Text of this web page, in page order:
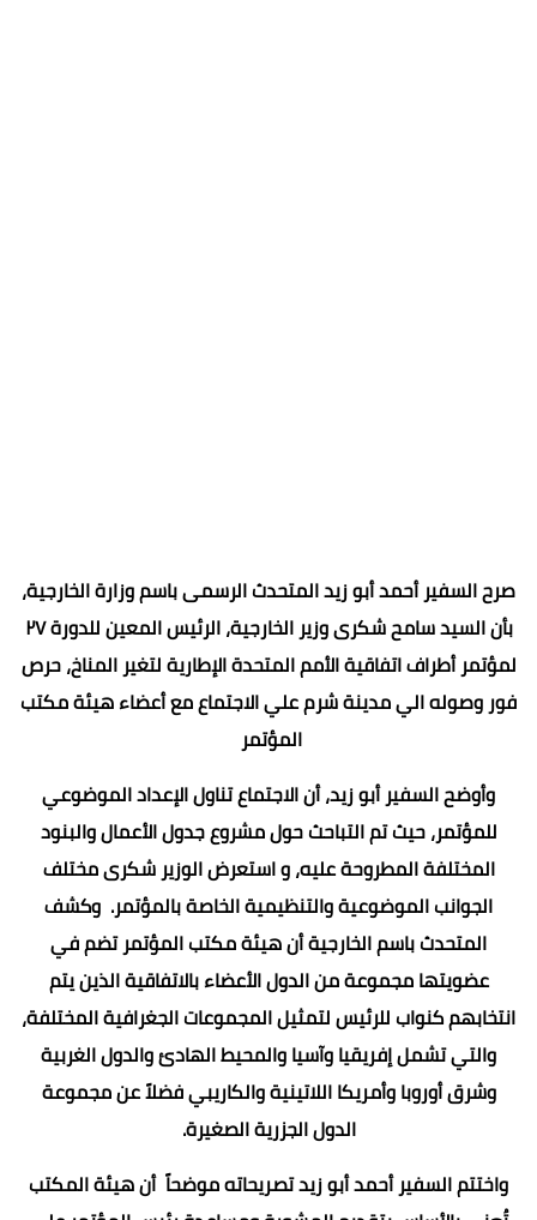
صرح السفير أحمد أبو زيد المتحدث الرسمى باسم وزارة الخارجية،
بأن السيد سامح شكرى وزير الخارجية، الرئيس المعين للدورة ٢٧
لمؤتمر أطراف اتفاقية الأمم المتحدة الإطارية لتغير المناخ، حرص
فور وصوله الي مدينة شرم علي الاجتماع مع أعضاء هيئة مكتب
المؤتمر
وأوضح السفير أبو زيد، أن الاجتماع تناول الإعداد الموضوعي
للمؤتمر، حيث تم التباحث حول مشروع جدول الأعمال والبنود
المختلفة المطروحة عليه، و استعرض الوزير شكرى مختلف
الجوانب الموضوعية والتنظيمية الخاصة بالمؤتمر. وكشف
المتحدث باسم الخارجية أن هيئة مكتب المؤتمر تضم في
عضويتها مجموعة من الدول الأعضاء بالاتفاقية الذين يتم
انتخابهم كنواب للرئيس لتمثيل المجموعات الجغرافية المختلفة،
والتي تشمل إفريقيا وآسيا والمحيط الهادئ والدول الغربية
وشرق أوروبا وأمريكا اللاتينية والكاريبي فضلاً عن مجموعة
الدول الجزرية الصغيرة.
واختتم السفير أحمد أبو زيد تصريحاته موضحاً أن هيئة المكتب